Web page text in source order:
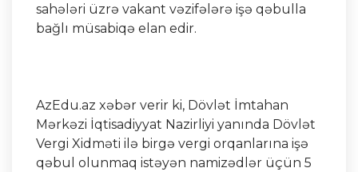
sahələri üzrə vakant vəzifələrə işə qəbulla
bağlı müsabiqə elan edir.
AzEdu.az xəbər verir ki, Dövlət İmtahan
Mərkəzi İqtisadiyyat Nazirliyi yanında Dövlət
Vergi Xidməti ilə birgə vergi orqanlarına işə
qəbul olunmaq istəyən namizədlər üçün 5